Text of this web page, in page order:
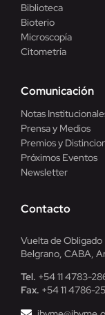
Biblioteca
Bioterio
Microscopía
Citometría
Comunicación
Notas
Prensa y Medios
Premios y
Próximos Eventos
Newsletter
Contacto
Vuelta de
Belgrano, CABA,
Tel. +54 11 4783-
Fax. +54 11 4786-